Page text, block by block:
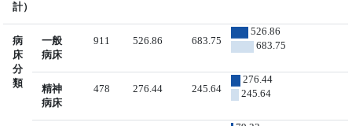
計）
病
床
分
類
一般
病床
911 526.86 683.75
526.86
683.75
精神
病床
478 276.44 245.64
276.44
245.64